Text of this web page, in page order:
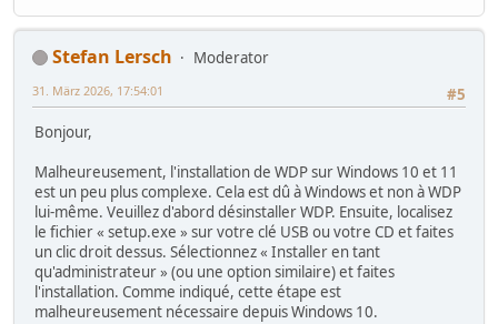
Stefan Lersch
Moderator
#5
31. März 2026, 17:54:01
Bonjour,
Malheureusement, l'installation de WDP sur Windows 10 et 11
est un peu plus complexe. Cela est dû à Windows et non à WDP
lui-même. Veuillez d'abord désinstaller WDP. Ensuite, localisez
le fichier « setup.exe » sur votre clé USB ou votre CD et faites
un clic droit dessus. Sélectionnez « Installer en tant
qu'administrateur » (ou une option similaire) et faites
l'installation. Comme indiqué, cette étape est
malheureusement nécessaire depuis Windows 10.